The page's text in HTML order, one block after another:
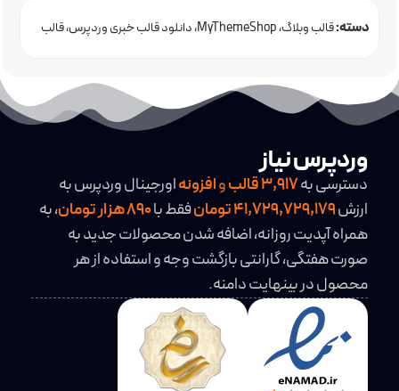
دسته:قالب وبلاگ MyThemeShop دانلود قالب خبری وردپرس قالب
وردپرس نیاز
دسترسی به3,917قالبوافزونهاورجینال وردپرس به
ارزش41,729,729,179 تومان فقط با
، به
همراه آپدیت روزانه، اضافه شدن محصولات جدید به
صورت هفتگی، گارانتی بازگشت وجه و استفاده از هر
محصول در بینهایت دامنه.